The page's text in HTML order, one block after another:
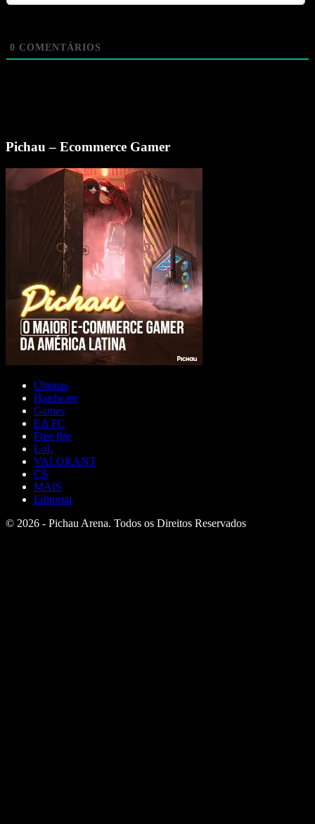
0 COMENTÁRIOS
Pichau – Ecommerce Gamer
Últimas
Hardware
Games
EA FC
Free fire
LoL
VALORANT
CS
MAIS
Editorial
© 2026 - Pichau Arena. Todos os Direitos Reservados